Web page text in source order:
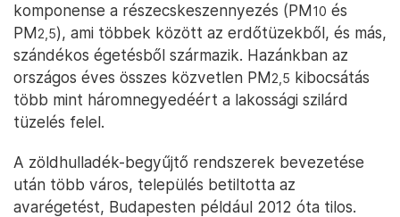
komponense a részecskeszennyezés (PM10 és
PM2,5), ami többek között az erdőtüzekből, és más,
szándékos égetésből származik. Hazánkban az
országos éves összes közvetlen PM2,5 kibocsátás
több mint háromnegyedéért a lakossági szilárd
tüzelés felel.
A zöldhulladék-begyűjtő rendszerek bevezetése
után több város, település betiltotta az
avarégetést, Budapesten például 2012 óta tilos.